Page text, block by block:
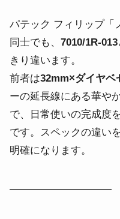
パテック フィリップ「
同士でも、7010/1R-013
きり違います。
前者は32mm×ダイヤベ
ーの延長線にある華や
で、日常使いの完成度
です。スペックの違い
明確になります。
――――――――――